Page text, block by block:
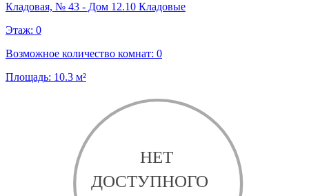
Кладовая, № 43 - Дом 12.10 Кладовые
Этаж: 0
Возможное количество комнат: 0
Площадь: 10.3 м²